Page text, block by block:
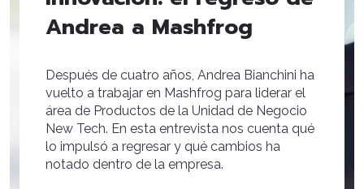
Andrea a Mashfrog
Después de cuatro años, Andrea Bianchini ha
vuelto a trabajar en Mashfrog para liderar el
área de Productos de la Unidad de Negocio
New Tech. En esta entrevista nos cuenta qué
lo impulsó a regresar y qué cambios ha
notado dentro de la empresa.